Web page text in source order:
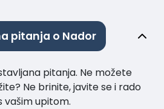
pitanja o Nador
pitanja. Ne možete
Ne brinite, javite se i rado
vašim upitom.